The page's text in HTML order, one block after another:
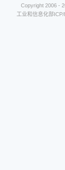
Copyright 2006 -
工业和信息化部